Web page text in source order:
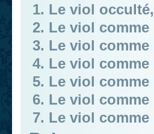
1. Le viol
2. Le viol comme
3. Le viol comme
4. Le viol comme
5. Le viol comme
6. Le viol comme
7. Le viol comme